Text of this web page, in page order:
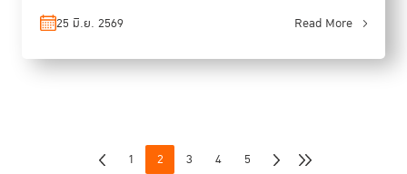
25 มิ.ย. 2569 Read More
1 2 3 4
5